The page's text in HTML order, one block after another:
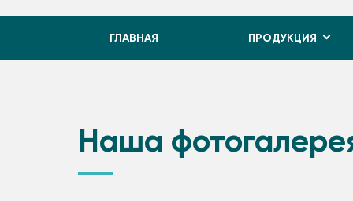
ГЛАВНАЯ ПРОДУКЦИЯ
Наша